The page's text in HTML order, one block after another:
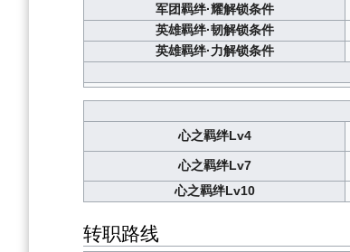
军团羁绊·耀解锁条件
英雄羁绊·韧解锁条件
英雄羁绊·力解锁条件
心之羁绊Lv4
心之羁绊Lv7
心之羁绊Lv10
转职路线